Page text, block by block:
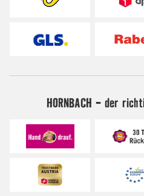
HORNBACH - der